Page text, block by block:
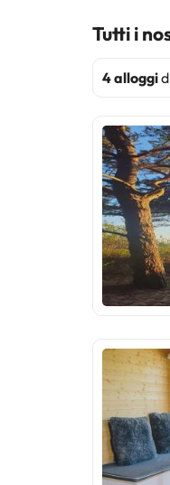
Tutti i
4 alloggi